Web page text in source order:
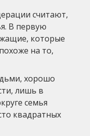
считают,
В первую
которые
на то,
хорошо
лишь в
семья
квадратных